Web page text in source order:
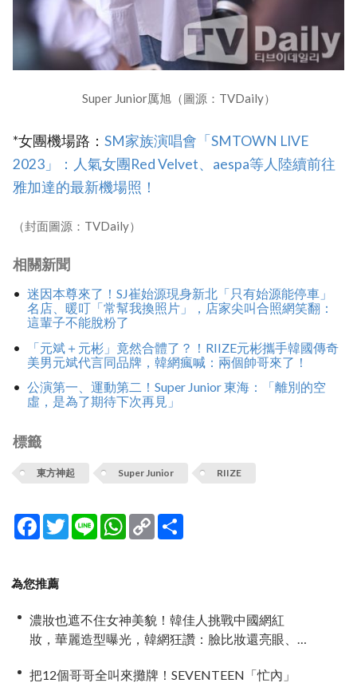
Super Junior厲旭（圖源：TVDaily）
*女團機場路： ‎SM家族演唱會「SMTOWN LIVE
2023」：人氣女團Red Velvet、aespa等人陸續前往
雅加達的最新機場照！
（封面圖源：TVDaily）
相關新聞
迷因本尊來了！SJ崔始源現身新北「只有始源能停車」
名店、暖叮「常幫我換照片」，店家尖叫合照網笑翻：
這輩子不能脫粉了
「元斌＋元彬」竟然合體了？！RIIZE元彬攜手韓國傳奇
美男元斌代言同品牌，韓網瘋喊：兩個帥哥來了！
公演第一、運動第二！Super Junior 東海：「離別的空
虛，是為了期待下次再見」
標籤
東方神起 Super Junior RIIZE
Facebook
TwitterLine WhatsApp
Copy
Link
為您推薦
濃妝也遮不住女神美貌！韓佳人挑戰中國網紅
妝，華麗造型曝光，韓網狂讚：臉比妝還亮眼、
把12個哥哥全叫來攤牌！SEVENTEEN「忙內」